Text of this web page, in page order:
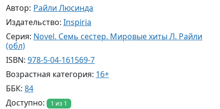
Автор: Райли Люсинда
Издательство: Inspiria
Серия: Novel. Семь сестер. Мировые хиты Л. Райли
(обл)
ISBN: 978-5-04-161569-7
Возрастная категория: 16+
ББК: 84
Доступно:
1 из 1